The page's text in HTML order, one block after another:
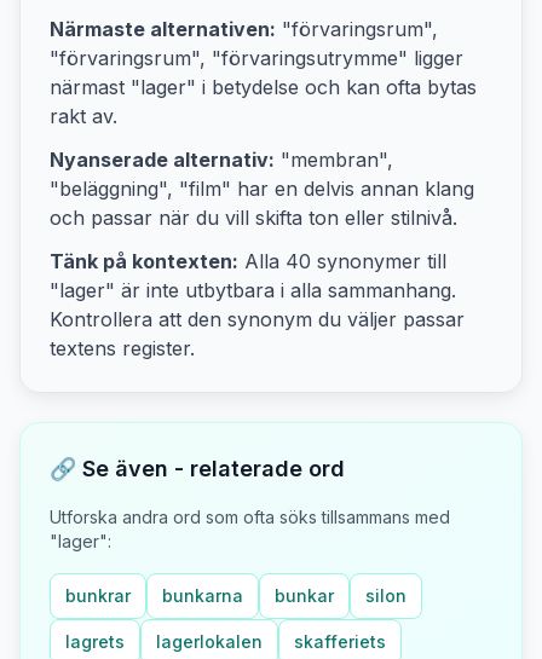
Närmaste alternativen: "förvaringsrum",
"förvaringsrum", "förvaringsutrymme" ligger
närmast "lager" i betydelse och kan ofta bytas
rakt av.
Nyanserade alternativ: "membran",
"beläggning", "film" har en delvis annan klang
och passar när du vill skifta ton eller stilnivå.
Tänk på kontexten: Alla 40 synonymer till
"lager" är inte utbytbara i alla sammanhang.
Kontrollera att den synonym du väljer passar
textens register.
🔗 Se även - relaterade ord
Utforska andra ord som ofta söks tillsammans med
"lager":
bunkrar bunkarna bunkar silon
lagrets lagerlokalen skafferiets